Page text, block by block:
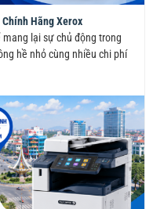
Hãng Xerox
lại sự chủ động trong
hề nhỏ cùng nhiều chi phí